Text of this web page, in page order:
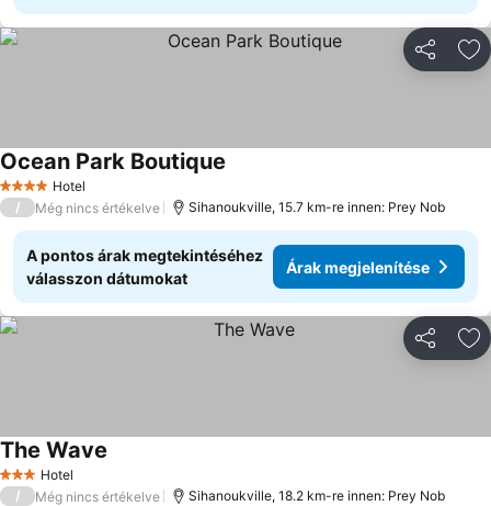
4 KategóriaHotel
Ocean Park Boutique
/ Még nincs értékelve Sihanoukville, 15.7 km-re innen: Prey Nob
A pontos árak megtekintéséhez
válasszon dátumokat
Árak megjelenítése
3 Kategória
Hotel
The Wave
/ Még nincs értékelve Sihanoukville, 18.2 km-re innen: Prey Nob